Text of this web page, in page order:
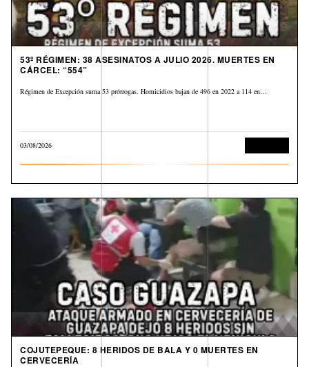
53º RÉGIMEN: 38 ASESINATOS A JULIO 2026. MUERTES EN
CÁRCEL: “554”
Régimen de Excepción suma 53 prórrogas. Homicidios bajan de 496 en 2022 a 114 en…
03/08/2026
COJUTEPEQUE: 8 HERIDOS DE BALA Y 0 MUERTES EN
CERVECERÍA